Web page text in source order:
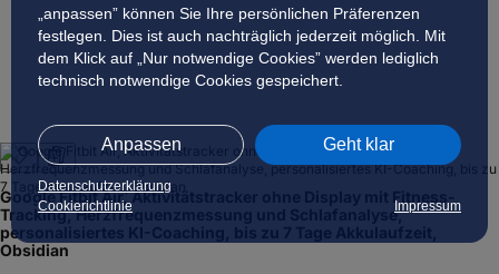
„anpassen” können Sie Ihre persönlichen Präferenzen
festlegen. Dies ist auch nachträglich jederzeit möglich. Mit
dem Klick auf „Nur notwendige Cookies” werden lediglich
technisch notwendige Cookies gespeichert.
Anpassen Geht klar
Datenschutzerklärung
Cookierichtlinie
Impressum
Google Fitbit Air, Aktivitätstracker ohne Display mit Fitness-
Tracking, Herzfrequenzmessung und Schlafanalyse,
personalisiertes KI-Coaching, bis zu 7 Tage Akkulaufzeit,
Obsidian